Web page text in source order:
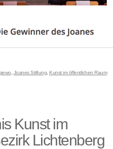
Joanes Stiftung Kunst im öffentlichen Raum
Kunst im
Lichtenberg